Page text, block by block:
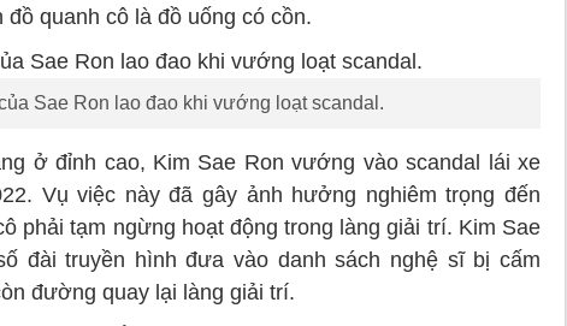
quanh cô là đồ uống có cồn.
Sae Ron lao đao khi vướng loạt scandal.
ở đỉnh cao, Kim Sae Ron vướng vào scandal lái xe
Vụ việc này đã gây ảnh hưởng nghiêm trọng đến
phải tạm ngừng hoạt động trong làng giải trí. Kim Sae
đài truyền hình đưa vào danh sách nghệ sĩ bị cấm
đường quay lại làng giải trí.